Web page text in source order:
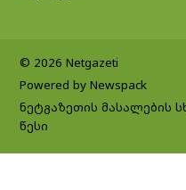
© 2026 Netgazeti
Powered by Newspack
ნეტგაზეთის მასალების
წესი